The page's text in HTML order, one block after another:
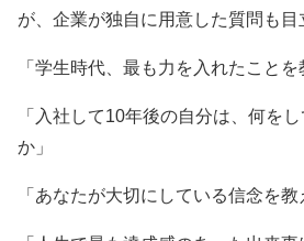
が、企業が独自に用意した質問も目
「学生時代、最も力を入れたことを
「入社して10年後の自分は、何を
か」
「あなたが大切にしている信念を教